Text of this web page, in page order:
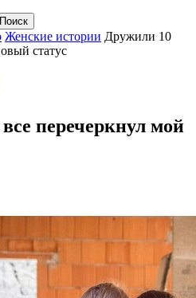
Женские истории Дружили 10
статус
перечеркнул мой